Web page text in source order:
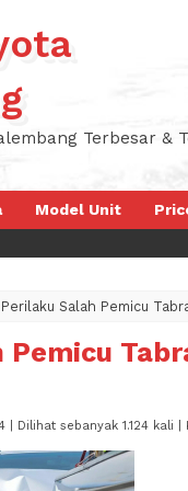
Terbesar &
Model Unit
Perilaku Salah Pemicu
Pemicu
Dilihat sebanyak 1.124 kali |